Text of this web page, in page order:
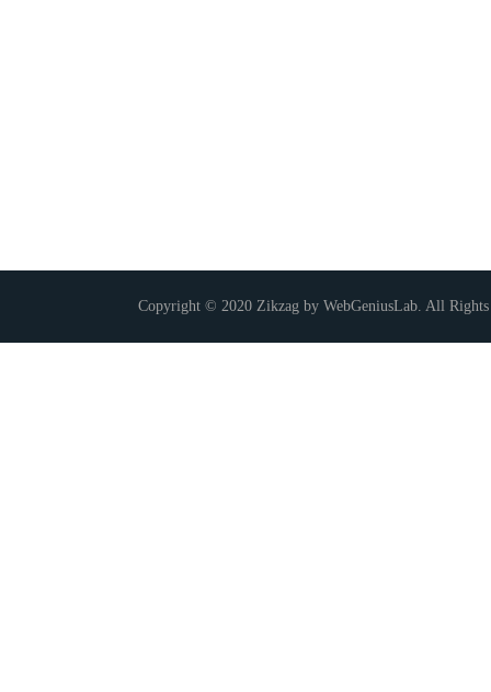
Copyright © 2020 Zikzag by WebGeniusLab. All Rights